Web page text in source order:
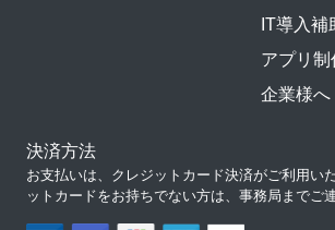
IT導入補
アプリ制
企業様へ
決済方法
お支払いは、クレジットカード決済がご利用い
ットカードをお持ちでない方は、事務局までご